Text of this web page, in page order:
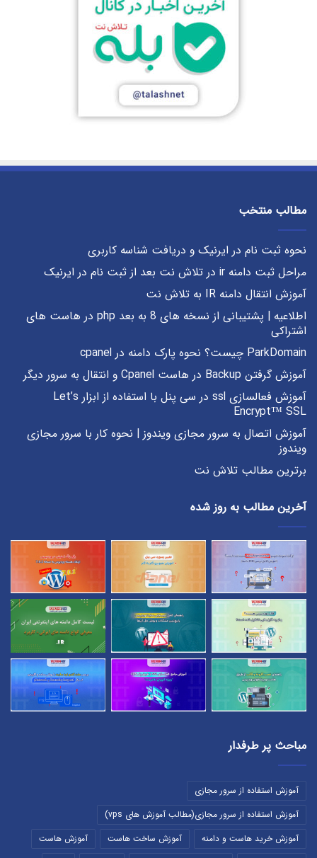
مطالب منتخب
نحوه ثبت نام در ایرنیک و دریافت شناسه کاربری
مراحل ثبت دامنه ir در تلاش نت بعد از ثبت نام در ایرنیک
آموزش انتقال دامنه IR به تلاش نت
اطلاعیه | پشتیبانی از نسخه های 8 به بعد php در هاست های
اشتراکی
ParkDomain چیست؟ نحوه پارک دامنه در cpanel
آموزش گرفتن Backup در هاست Cpanel و انتقال به سرور دیگر
آموزش فعالسازی ssl در سی پنل با استفاده از ابزار Let’s
Encrypt™ SSL
آموزش اتصال به سرور مجازی ویندوز | نحوه کار با سرور مجازی
ویندوز
برترین مطالب تلاش نت
آخرین مطالب به روز شده
مباحث پر طرفدار
آموزش استفاده از سرور مجازی
آموزش استفاده از سرور مجازی(مطالب آموزش های vps)
آموزش خرید هاست و دامنه
آموزش ساخت هاست
آموزش هاست